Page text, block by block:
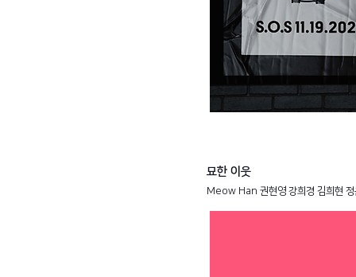
​묘한 이웃
Meow Han 권현영 강희경 김희현 정